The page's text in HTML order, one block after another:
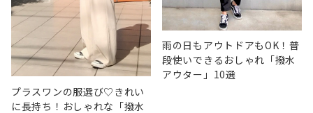
プラスワンの服選び♡きれい
に長持ち！おしゃれな「撥水
雨の日もアウトドアもOK！普
段使いできるおしゃれ「撥水
アウター」10選